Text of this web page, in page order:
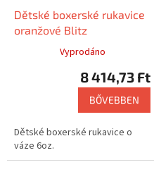
Dětské boxerské rukavice
oranžové Blitz
Vyprodáno
8 414,73 Ft
BŐVEBBEN
Dětské boxerské rukavice o
váze 6oz.